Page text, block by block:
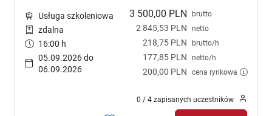
3 500,00 PLN brutto
2 845,53 PLN netto
218,75 PLN brutto/h
177,85 PLN netto/h
200,00 PLN cena rynkowa
Usługa szkoleniowa
zdalna
16:00 h
05.09.2026 do
06.09.2026
0 / 4 zapisanych uczestników